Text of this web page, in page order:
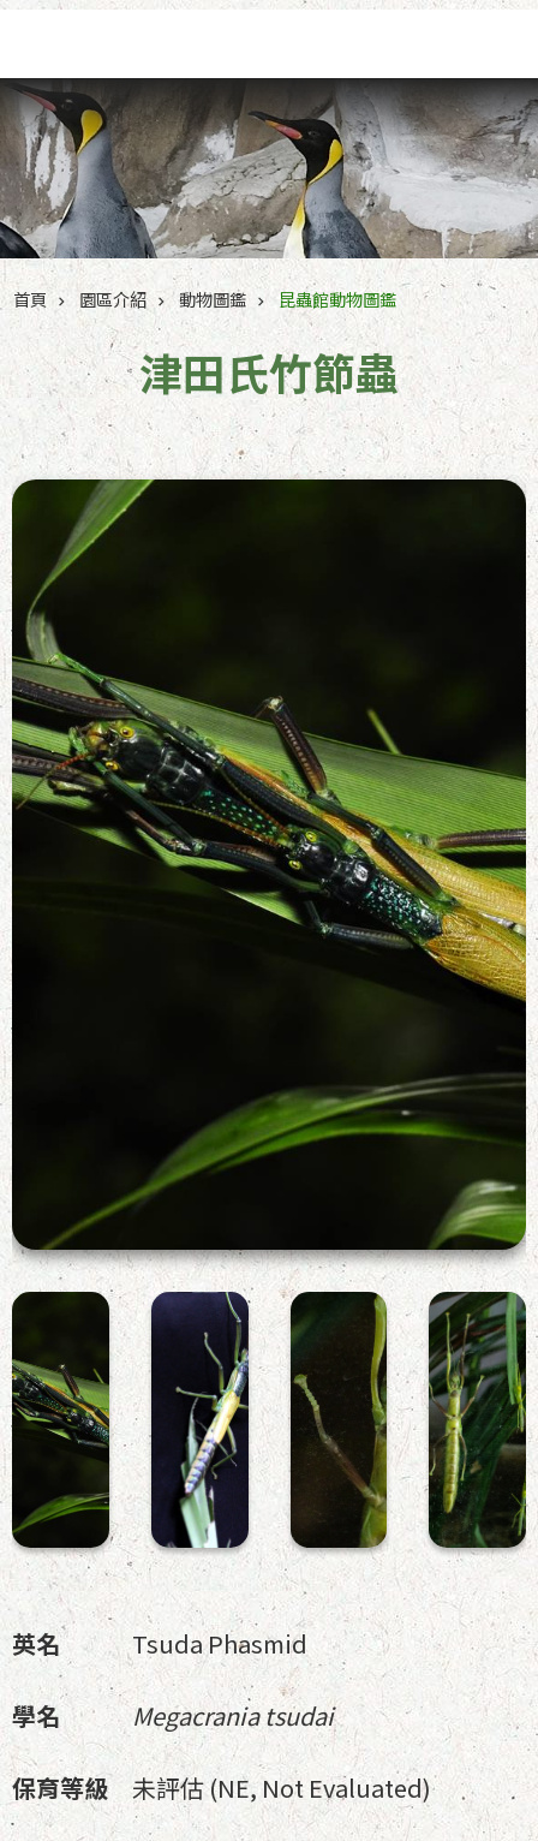
首頁 園區介紹 動物圖鑑 昆蟲館動物圖鑑
津田氏竹
節蟲成蟲
枝葉上的
兩隻津田
氏竹節蟲
津田氏竹
節蟲頭部
近照
三隻津田
氏竹節蟲
英名 Tsuda Phasmid
學名 Megacrania tsudai
保育等級 未評估 (NE, Not Evaluated)